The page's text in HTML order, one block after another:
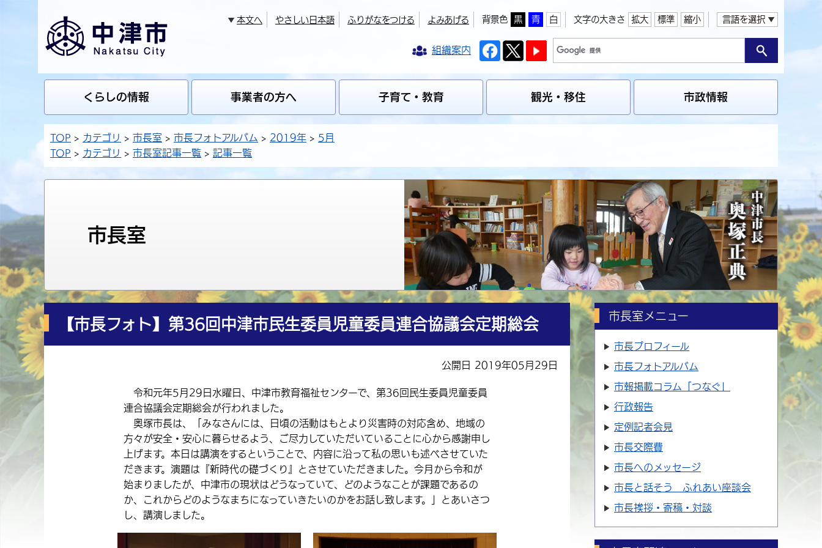
本文へ やさしい日本語 ふりがなをつける よみあげる 背景色 黒 青 白 文字の大きさ 拡大 標準 縮小 言語を選択
組織案内
くらしの情報 事業者の方へ 子育て・教育 観光・移住 市政情報
TOP カテゴリ 市長室 市長フォトアルバム 2019年
5月
TOP
カテゴリ 市長室記事一覧 記事一覧
市長室
【市長フォト】第36回中津市民生委員児童委員連合協議会定期総会
公開日 2019年05月29日
令和元年5月29日水曜日、中津市教育福祉センターで、第36回民生委員児童委員
連合協議会定期総会が行われました。
奥塚市長は、「みなさんには、日頃の活動はもとより災害時の対応含め、地域の
方々が安全・安心に暮らせるよう、ご尽力していただいていることに心から感謝申し
上げます。本日は講演をするということで、内容に沿って私の思いも述べさせていた
だきます。演題は『新時代の礎づくり』とさせていただきました。今月から令和が
始まりましたが、中津市の現状はどうなっていて、どのようなことが課題であるの
か、これからどのようなまちになっていきたいのかをお話し致します。」とあいさつ
し、講演しました。
市長室メニュー
市長プロフィール
市長フォトアルバム
市報掲載コラム「つなぐ」
行政報告
定例記者会見
市長交際費
市長へのメッセージ
市長と話そう ふれあい座談会
市長挨拶・寄稿・対談